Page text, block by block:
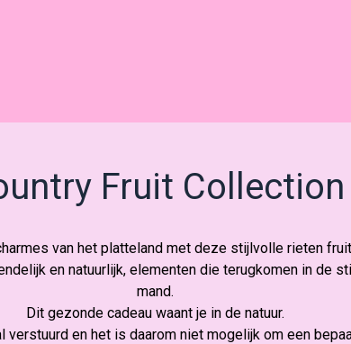
Fruit Collection
van het platteland met deze stijlvolle rieten
en natuurlijk, elementen die terugkomen in de
mand.
Dit gezonde cadeau waant je in de natuur.
verstuurd en het is daarom niet mogelijk om een